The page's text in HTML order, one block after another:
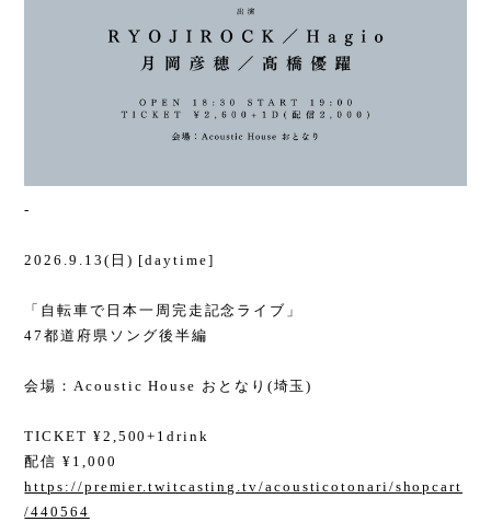
-
2026.9.13(日) [daytime]
「自転車で日本一周完走記念ライブ」
47都道府県ソング後半編
会場：Acoustic House おとなり(埼玉)
TICKET ¥2,500+1drink
配信 ¥1,000
https://premier.twitcasting.tv/acousticotonari/shopcart
/440564